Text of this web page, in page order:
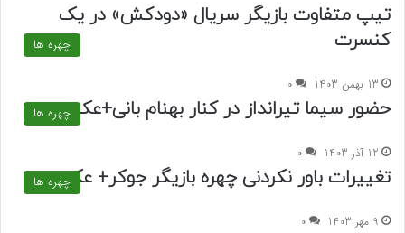
تیپ متفاوت بازیگر سریال «دودکش» در یک
کنسرت
چهره ها
13 بهمن 1403 0
حضور سیما تیرانداز در کنار بهنام بانی+عکسچهره ها
12 آذر 1403 0
تغییرات باور نکردنی چهره بازیگر جوکر+ عکس
چهره ها
9 مهر 1403 0